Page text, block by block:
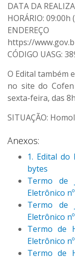
DATA DA
HORÁRIO:
https://
CÓDIGO UASG:
O Edital também
no site do
sexta-feira, das
SITUAÇÃO:
Anexos:
1. Edital do
bytes
Termo de
Eletrônico
Termo de
Eletrônico
Termo de
Eletrônico
Termo de